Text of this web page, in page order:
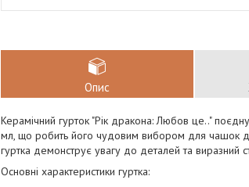
Опис
Керамічний гурток "Рік дракона: Любов це.."
мл, що робить його чудовим вибором для чашок
гуртка демонструє увагу до деталей та виразний
Основні характеристики гуртка: